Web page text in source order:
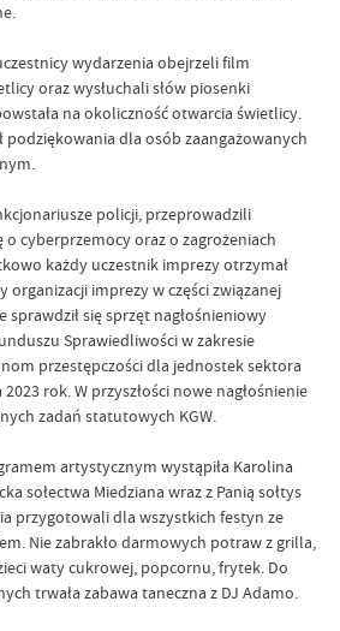
wydarzenia obejrzeli film
oraz wysłuchali słów piosenki
na okoliczność otwarcia świetlicy.
podziękowania dla osób zaangażowanych
policji, przeprowadzili
o cyberprzemocy oraz o zagrożeniach
każdy uczestnik imprezy otrzymał
organizacji imprezy w części związanej
sprawdził się sprzęt nagłośnieniowy
Sprawiedliwości w zakresie
przestępczości dla jednostek sektora
rok. W przyszłości nowe nagłośnienie
zadań statutowych KGW.
artystycznym wystąpiła Karolina
sołectwa Miedziana wraz z Panią sołtys
przygotowali dla wszystkich festyn ze
Nie zabrakło darmowych potraw z grilla,
waty cukrowej, popcornu, frytek. Do
trwała zabawa taneczna z DJ Adamo.